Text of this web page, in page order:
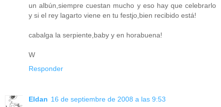
un albún,siempre cuestan mucho y eso hay que celebrarlo
y si el rey lagarto viene en tu festjo,bien recibido está!
cabalga la serpiente,baby y en horabuena!
W
Responder
Eldan 16 de septiembre de 2008 a las 9:53